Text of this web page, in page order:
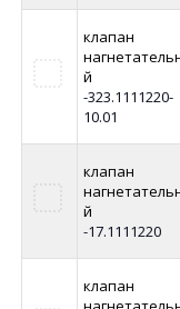
клапан
й
-323.1111220-
10.01
клапан
й
-17.1111220
клапан